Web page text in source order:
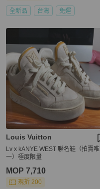
全新品 台灣 免運
Louis Vuitton
Lv x kANYE WEST 聯名鞋（拍賣唯
一）極度限量
MOP 7,710
現折 200